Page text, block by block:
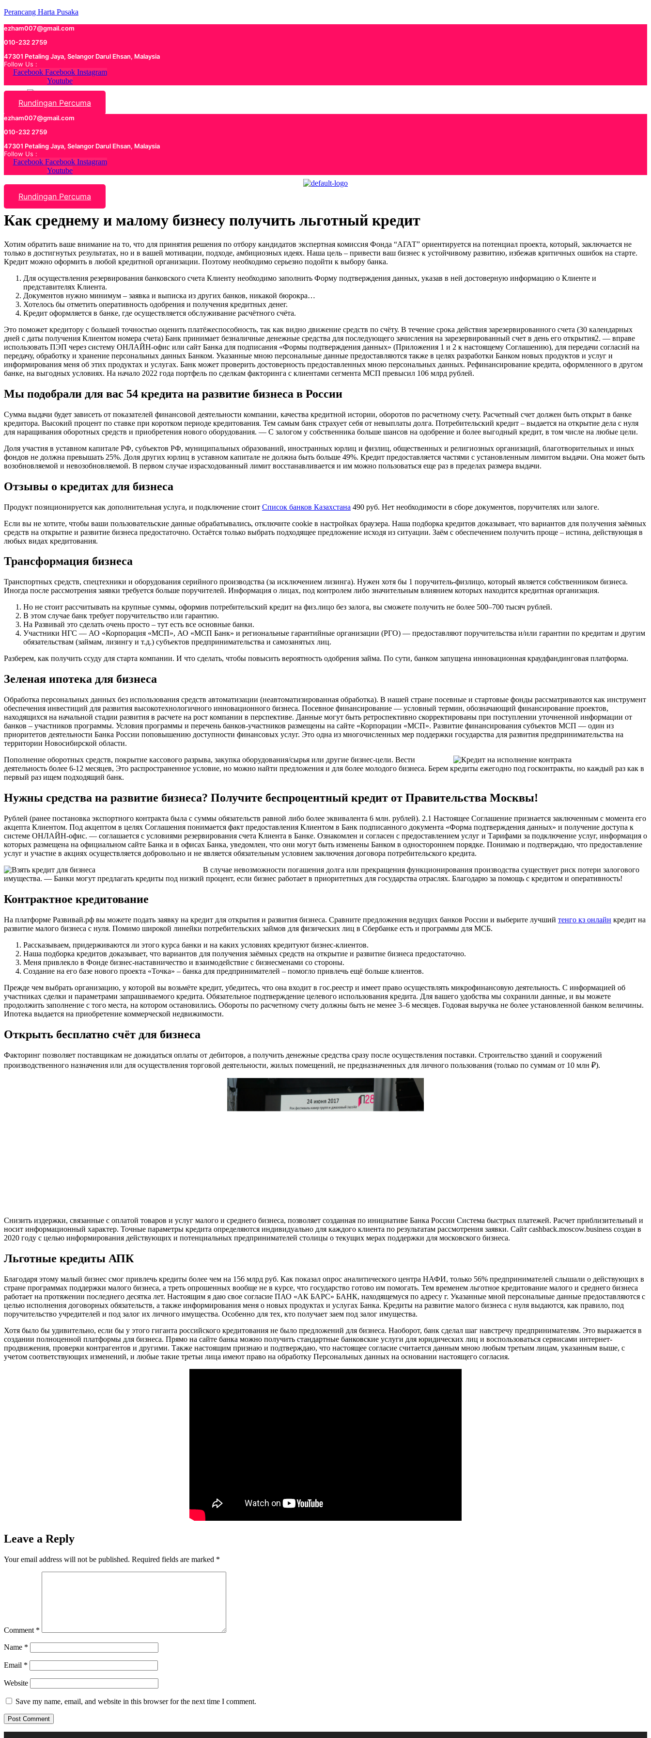
Perancang Harta Pusaka
ezham007@gmail.com
010-232 2759
47301 Petaling Jaya, Selangor Darul Ehsan, Malaysia
Follow Us :
Facebook Facebook Instagram
Youtube
Rundingan Percuma
ezham007@gmail.com
010-232 2759
47301 Petaling Jaya, Selangor Darul Ehsan, Malaysia
Follow Us :
Facebook Facebook Instagram
Youtube
Rundingan Percuma
Как среднему и малому бизнесу получить льготный кредит
Хотим обратить ваше внимание на то, что для принятия решения по отбору кандидатов экспертная комиссия Фонда “АГАТ” ориентируется на потенциал проекта, который, заключается не
только в достигнутых результатах, но и в вашей мотивации, подходе, амбициозных идеях. Наша цель – привести ваш бизнес к устойчивому развитию, избежав критичных ошибок на старте.
Кредит можно оформить в любой кредитной организации. Поэтому необходимо серьезно подойти к выбору банка.
Для осуществления резервирования банковского счета Клиенту необходимо заполнить Форму подтверждения данных, указав в ней достоверную информацию о Клиенте и
представителях Клиента.
Документов нужно минимум – заявка и выписка из других банков, никакой бюрокра…
Хотелось бы отметить оперативность одобрения и получения кредитных денег.
Кредит оформляется в банке, где осуществляется обслуживание расчётного счёта.
Это поможет кредитору с большей точностью оценить платёжеспособность, так как видно движение средств по счёту. В течение срока действия зарезервированного счета (30 календарных
дней с даты получения Клиентом номера счета) Банк принимает безналичные денежные средства для последующего зачисления на зарезервированный счет в день его открытия2. — вправе
использовать ПЭП через систему ОНЛАЙН-офис или сайт Банка для подписания «Формы подтверждения данных» (Приложения 1 и 2 к настоящему Соглашению), для передачи согласий на
передачу, обработку и хранение персональных данных Банком. Указанные мною персональные данные предоставляются также в целях разработки Банком новых продуктов и услуг и
информирования меня об этих продуктах и услугах. Банк может проверить достоверность предоставленных мною персональных данных. Рефинансирование кредита, оформленного в другом
банке, на выгодных условиях. На начало 2022 года портфель по сделкам факторинга с клиентами сегмента МСП превысил 106 млрд рублей.
Мы подобрали для вас 54 кредита на развитие бизнеса в России
Сумма выдачи будет зависеть от показателей финансовой деятельности компании, качества кредитной истории, оборотов по расчетному счету. Расчетный счет должен быть открыт в банке
кредитора. Высокий процент по ставке при коротком периоде кредитования. Тем самым банк страхует себя от невыплаты долга. Потребительский кредит – выдается на открытие дела с нуля
для наращивания оборотных средств и приобретения нового оборудования. — С залогом у собственника больше шансов на одобрение и более выгодный кредит, в том числе на любые цели.
Доля участия в уставном капитале РФ, субъектов РФ, муниципальных образований, иностранных юрлиц и физлиц, общественных и религиозных организаций, благотворительных и иных
фондов не должна превышать 25%. Доля других юрлиц в уставном капитале не должна быть больше 49%. Кредит предоставляется частями с установленным лимитом выдачи. Она может быть
возобновляемой и невозобновляемой. В первом случае израсходованный лимит восстанавливается и им можно пользоваться еще раз в пределах размера выдачи.
Отзывы о кредитах для бизнеса
Продукт позиционируется как дополнительная услуга, и подключение стоит Список банков Казахстана 490 руб. Нет необходимости в сборе документов, поручителях или залоге.
Если вы не хотите, чтобы ваши пользовательские данные обрабатывались, отключите cookie в настройках браузера. Наша подборка кредитов доказывает, что вариантов для получения заёмных
средств на открытие и развитие бизнеса предостаточно. Остаётся только выбрать подходящее предложение исходя из ситуации. Заём с обеспечением получить проще – истина, действующая в
любых видах кредитования.
Трансформация бизнеса
Транспортных средств, спецтехники и оборудования серийного производства (за исключением лизинга). Нужен хотя бы 1 поручитель-физлицо, который является собственником бизнеса.
Иногда после рассмотрения заявки требуется больше поручителей. Информация о лицах, под контролем либо значительным влиянием которых находится кредитная организация.
Но не стоит рассчитывать на крупные суммы, оформив потребительский кредит на физ.лицо без залога, вы сможете получить не более 500–700 тысяч рублей.
В этом случае банк требует поручительство или гарантию.
На Развивай это сделать очень просто – тут есть все основные банки.
Участники НГС — АО «Корпорация «МСП», АО «МСП Банк» и региональные гарантийные организации (РГО) — предоставляют поручительства и/или гарантии по кредитам и другим
обязательствам (займам, лизингу и т.д.) субъектов предпринимательства и самозанятых лиц.
Разберем, как получить ссуду для старта компании. И что сделать, чтобы повысить вероятность одобрения займа. По сути, банком запущена инновационная краудфандинговая платформа.
Зеленая ипотека для бизнеса
Обработка персональных данных без использования средств автоматизации (неавтоматизированная обработка). В нашей стране посевные и стартовые фонды рассматриваются как инструмент
обеспечения инвестиций для развития высокотехнологичного инновационного бизнеса. Посевное финансирование — условный термин, обозначающий финансирование проектов,
находящихся на начальной стадии развития в расчете на рост компании в перспективе. Данные могут быть ретроспективно скорректированы при поступлении уточненной информации от
банков – участников программы. Условия программы и перечень банков-участников размещены на сайте «Корпорации «МСП». Развитие финансирования субъектов МСП — один из
приоритетов деятельности Банка России поповышению доступности финансовых услуг. Это одна из многочисленных мер поддержки государства для развития предпринимательства на
территории Новосибирской области.
Пополнение оборотных средств, покрытие кассового разрыва, закупка оборудования/сырья или другие бизнес-цели. Вести
деятельность более 6-12 месяцев, Это распространенное условие, но можно найти предложения и для более молодого бизнеса. Берем кредиты ежегодно под госконтракты, но каждый раз как в
первый раз ищем подходящий банк.
Нужны средства на развитие бизнеса? Получите беспроцентный кредит от Правительства Москвы!
Рублей (ранее постановка экспортного контракта была с суммы обязательств равной либо более эквивалента 6 млн. рублей). 2.1 Настоящее Соглашение признается заключенным с момента его
акцепта Клиентом. Под акцептом в целях Соглашения понимается факт предоставления Клиентом в Банк подписанного документа «Форма подтверждения данных» и получение доступа к
системе ОНЛАЙН-офис. — соглашается с условиями резервирования счета Клиента в Банке. Ознакомлен и согласен с предоставлением услуг и Тарифами за подключение услуг, информация о
которых размещена на официальном сайте Банка и в офисах Банка, уведомлен, что они могут быть изменены Банком в одностороннем порядке. Понимаю и подтверждаю, что предоставление
услуг и участие в акциях осуществляется добровольно и не является обязательным условием заключения договора потребительского кредита.
В случае невозможности погашения долга или прекращения функционирования производства существует риск потери залогового
имущества. — Банки могут предлагать кредиты под низкий процент, если бизнес работает в приоритетных для государства отраслях. Благодарю за помощь с кредитом и оперативность!
Контрактное кредитование
На платформе Развивай.рф вы можете подать заявку на кредит для открытия и развития бизнеса. Сравните предложения ведущих банков России и выберите лучший тенго кз онлайн кредит на
развитие малого бизнеса с нуля. Помимо широкой линейки потребительских займов для физических лиц в Сбербанке есть и программы для МСБ.
Рассказываем, придерживаются ли этого курса банки и на каких условиях кредитуют бизнес-клиентов.
Наша подборка кредитов доказывает, что вариантов для получения заёмных средств на открытие и развитие бизнеса предостаточно.
Меня привлекло в Фонде бизнес-наставничество и взаимодействие с бизнесменами со стороны.
Создание на его базе нового проекта «Точка» – банка для предпринимателей – помогло привлечь ещё больше клиентов.
Прежде чем выбрать организацию, у которой вы возьмёте кредит, убедитесь, что она входит в гос.реестр и имеет право осуществлять микрофинансовую деятельность. С информацией об
участниках сделки и параметрами запрашиваемого кредита. Обязательное подтверждение целевого использования кредита. Для вашего удобства мы сохранили данные, и вы можете
продолжить заполнение с того места, на котором остановились. Обороты по расчетному счету должны быть не менее 3–6 месяцев. Годовая выручка не более установленной банком величины.
Ипотека выдается на приобретение коммерческой недвижимости.
Открыть бесплатно счёт для бизнеса
Факторинг позволяет поставщикам не дожидаться оплаты от дебиторов, а получить денежные средства сразу после осуществления поставки. Строительство зданий и сооружений
производственного назначения или для осуществления торговой деятельности, жилых помещений, не предназначенных для личного пользования (только по суммам от 10 млн ₽).
Снизить издержки, связанные с оплатой товаров и услуг малого и среднего бизнеса, позволяет созданная по инициативе Банка России Система быстрых платежей. Расчет приблизительный и
носит информационный характер. Точные параметры кредита определяются индивидуально для каждого клиента по результатам рассмотрения заявки. Сайт cashback.moscow.business создан в
2020 году с целью информирования действующих и потенциальных предпринимателей столицы о текущих мерах поддержки для московского бизнеса.
Льготные кредиты АПК
Благодаря этому малый бизнес смог привлечь кредиты более чем на 156 млрд руб. Как показал опрос аналитического центра НАФИ, только 56% предпринимателей слышали о действующих в
стране программах поддержки малого бизнеса, а треть опрошенных вообще не в курсе, что государство готово им помогать. Тем временем льготное кредитование малого и среднего бизнеса
работает на протяжении последнего десятка лет. Настоящим я даю свое согласие ПАО «АК БАРС» БАНК, находящемуся по адресу г. Указанные мной персональные данные предоставляются с
целью исполнения договорных обязательств, а также информирования меня о новых продуктах и услугах Банка. Кредиты на развитие малого бизнеса с нуля выдаются, как правило, под
поручительство учредителей и под залог их личного имущества. Особенно для тех, кто получает заем под залог имущества.
Хотя было бы удивительно, если бы у этого гиганта российского кредитования не было предложений для бизнеса. Наоборот, банк сделал шаг навстречу предпринимателям. Это выражается в
создании полноценной платформы для бизнеса. Прямо на сайте банка можно получить стандартные банковские услуги для юридических лиц и воспользоваться сервисами интернет-
продвижения, проверки контрагентов и другими. Также настоящим признаю и подтверждаю, что настоящее согласие считается данным мною любым третьим лицам, указанным выше, с
учетом соответствующих изменений, и любые такие третьи лица имеют право на обработку Персональных данных на основании настоящего согласия.
Leave a Reply
Your email address will not be published. Required fields are marked *
Comment *
Name *
Email *
Website
Save my name, email, and website in this browser for the next time I comment.